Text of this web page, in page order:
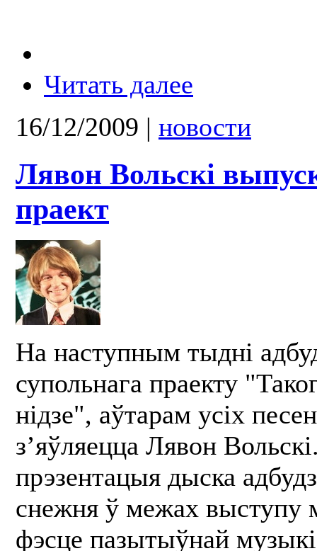
Читать далее
16/12/2009 | новости
Лявон Вольскі
праект
На наступным тыдні
супольнага праекту
нідзе", аўтарам усіх
з’яўляецца Лявон
прэзентацыя дыска
снежня ў межах выступу
фэсце пазытыўнай музыкі